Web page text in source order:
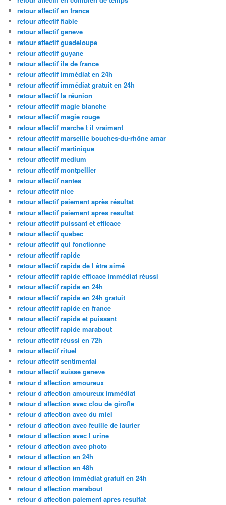
retour affectif en france
retour affectif fiable
retour affectif geneve
retour affectif guadeloupe
retour affectif guyane
retour affectif ile de france
retour affectif immédiat en 24h
retour affectif immédiat gratuit en 24h
retour affectif la réunion
retour affectif magie blanche
retour affectif magie rouge
retour affectif marche t il vraiment
retour affectif marseille bouches-du-rhône amar
retour affectif martinique
retour affectif medium
retour affectif montpellier
retour affectif nantes
retour affectif nice
retour affectif paiement après résultat
retour affectif paiement apres resultat
retour affectif puissant et efficace
retour affectif quebec
retour affectif qui fonctionne
retour affectif rapide
retour affectif rapide de l être aimé
retour affectif rapide efficace immédiat réussi
retour affectif rapide en 24h
retour affectif rapide en 24h gratuit
retour affectif rapide en france
retour affectif rapide et puissant
retour affectif rapide marabout
retour affectif réussi en 72h
retour affectif rituel
retour affectif sentimental
retour affectif suisse geneve
retour d affection amoureux
retour d affection amoureux immédiat
retour d affection avec clou de girofle
retour d affection avec du miel
retour d affection avec feuille de laurier
retour d affection avec l urine
retour d affection avec photo
retour d affection en 24h
retour d affection en 48h
retour d affection immédiat gratuit en 24h
retour d affection marabout
retour d affection paiement apres resultat